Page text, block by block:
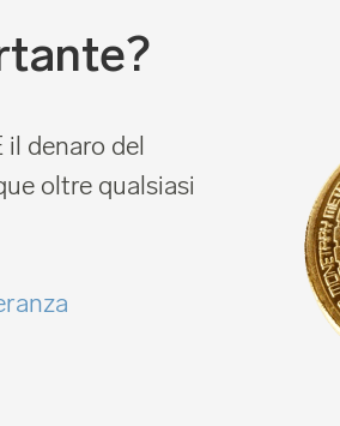
denaro del
oltre qualsiasi